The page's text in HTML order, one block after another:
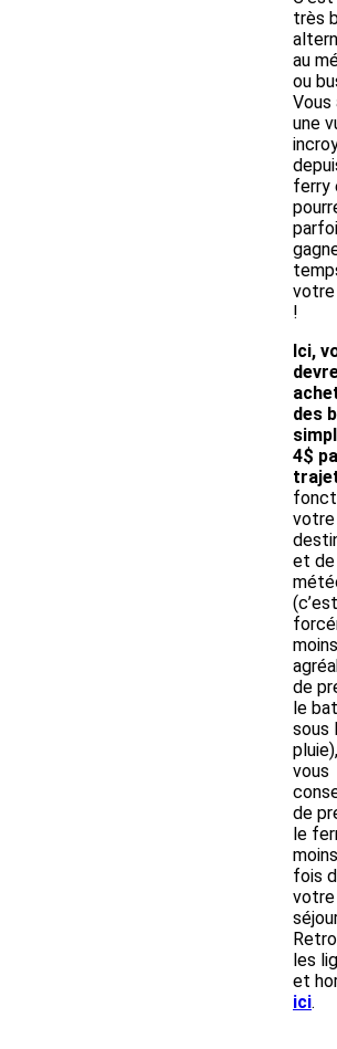
très
au
ou
Vous
une
ferry
!
Ici,
des
4$
votre
et de
(c’est
moins
de
le
sous
vous
de
le
fois
votre
les
et
ici.